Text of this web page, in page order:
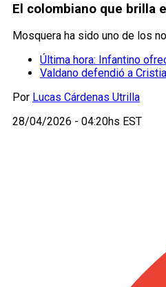
El colombiano que brilla
Mosquera ha sido uno de los
Última hora: Infantino
Valdano defendió a
Por Lucas Cárdenas Utrilla
28/04/2026 - 04:20hs EST